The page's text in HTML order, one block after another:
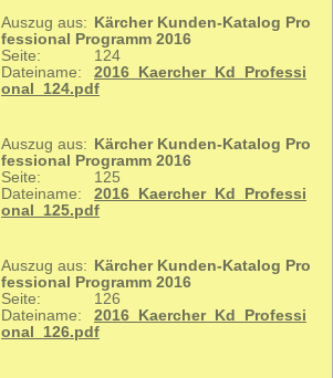
Auszug aus:
Kärcher Kunden-Katalog Pro
fessional Programm 2016
Seite:
124
Dateiname:
2016_Kaercher_Kd_Professi
onal_124.pdf
Auszug aus:
Kärcher Kunden-Katalog Pro
fessional Programm 2016
Seite:
125
Dateiname:
2016_Kaercher_Kd_Professi
onal_125.pdf
Auszug aus:
Kärcher Kunden-Katalog Pro
fessional Programm 2016
Seite:
126
Dateiname:
2016_Kaercher_Kd_Professi
onal_126.pdf